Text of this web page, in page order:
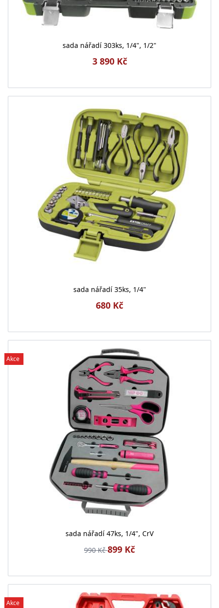
sada nářadí 303ks, 1/4", 1/2"
3 890 Kč
sada nářadí 35ks, 1/4"
680 Kč
Akce
sada nářadí 47ks, 1/4", CrV
990 Kč899 Kč
Akce